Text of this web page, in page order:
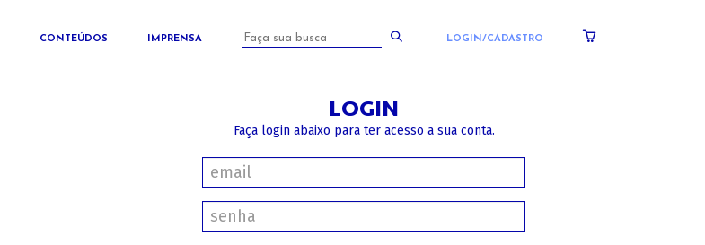
CONTEÚDOS IMPRENSA LOGIN/CADASTRO
LOGIN
Faça login abaixo para ter acesso a sua conta.